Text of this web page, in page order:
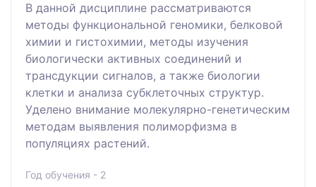
В данной дисциплине рассматриваются
методы функциональной геномики, белковой
химии и гистохимии, методы изучения
биологически активных соединений и
трансдукции сигналов, а также биологии
клетки и анализа субклеточных структур.
Уделено внимание молекулярно-генетическим
методам выявления полиморфизма в
популяциях растений.
Год обучения - 2